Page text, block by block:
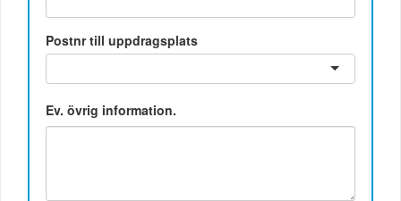
Postnr till uppdragsplats
Ev. övrig information.